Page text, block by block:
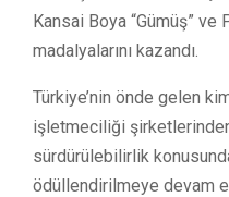
Kansai Boya “Gümüş” ve
madalyalarını kazandı.
Türkiye’nin önde gelen
işletmeciliği
sürdürülebilirlik
ödüllendirilmeye devam